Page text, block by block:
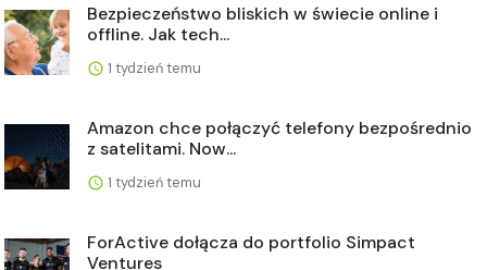
Bezpieczeństwo bliskich w świecie online i
offline. Jak tech...
1 tydzień temu
Amazon chce połączyć telefony bezpośrednio
z satelitami. Now...
1 tydzień temu
ForActive dołącza do portfolio Simpact
Ventures